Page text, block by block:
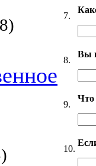
7.
8.
Вы
9.
Что
10.